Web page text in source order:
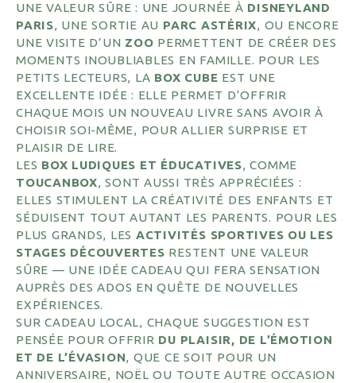
UNE VALEUR SÛRE : UNE JOURNÉE À DISNEYLAND
PARIS, UNE SORTIE AU PARC ASTÉRIX, OU ENCORE
UNE VISITE D’UN ZOO PERMETTENT DE CRÉER DES
MOMENTS INOUBLIABLES EN FAMILLE. POUR LES
PETITS LECTEURS, LA BOX CUBE EST UNE
EXCELLENTE IDÉE : ELLE PERMET D’OFFRIR
CHAQUE MOIS UN NOUVEAU LIVRE SANS AVOIR À
CHOISIR SOI-MÊME, POUR ALLIER SURPRISE ET
PLAISIR DE LIRE.
LES BOX LUDIQUES ET ÉDUCATIVES, COMME
TOUCANBOX, SONT AUSSI TRÈS APPRÉCIÉES :
ELLES STIMULENT LA CRÉATIVITÉ DES ENFANTS ET
SÉDUISENT TOUT AUTANT LES PARENTS. POUR LES
PLUS GRANDS, LES ACTIVITÉS SPORTIVES OU LES
STAGES DÉCOUVERTES RESTENT UNE VALEUR
SÛRE — UNE IDÉE CADEAU QUI FERA SENSATION
AUPRÈS DES ADOS EN QUÊTE DE NOUVELLES
EXPÉRIENCES.
SUR CADEAU LOCAL, CHAQUE SUGGESTION EST
PENSÉE POUR OFFRIR DU PLAISIR, DE L’ÉMOTION
ET DE L’ÉVASION, QUE CE SOIT POUR UN
ANNIVERSAIRE, NOËL OU TOUTE AUTRE OCCASION